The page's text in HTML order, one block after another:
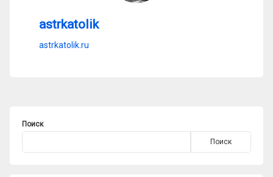
astrkatolik
astrkatolik.ru
Поиск
Поиск